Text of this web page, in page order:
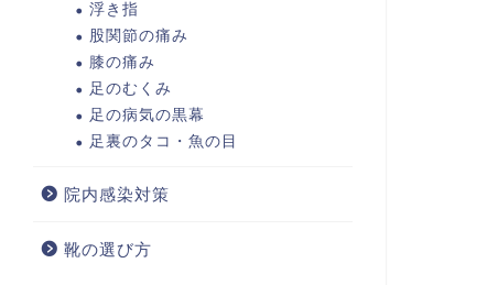
浮き指
股関節の痛み
膝の痛み
足のむくみ
足の病気の黒幕
足裏のタコ・魚の目
院内感染対策
靴の選び方